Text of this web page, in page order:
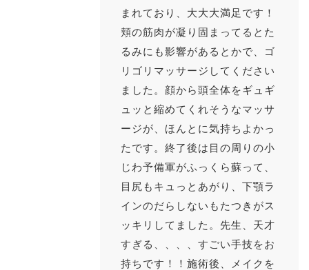
まれており、大大大満足です！
頬の筋肉が凝り固まってるとた
るみにも影響があるとかで、ゴ
リゴリマッサージしてください
ました。顔から頭全体をギュギ
ュッと縮めてくれそうなマッサ
ージが、ほんとに気持ちよかっ
たです。終了後は目の周りの小
じわ予備軍がふっくら蘇って、
目尻もキュっとあがり、下顎ラ
インのだらしないもたつきがス
ッキリしてました。先生、天才
すぎる、、、、すごい手技をお
持ちです！！施術後、メイクを